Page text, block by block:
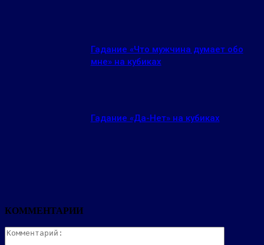
Гадание «Что мужчина думает обо
мне» на кубиках
Гадание «Да-Нет» на кубиках
КОММЕНТАРИИ